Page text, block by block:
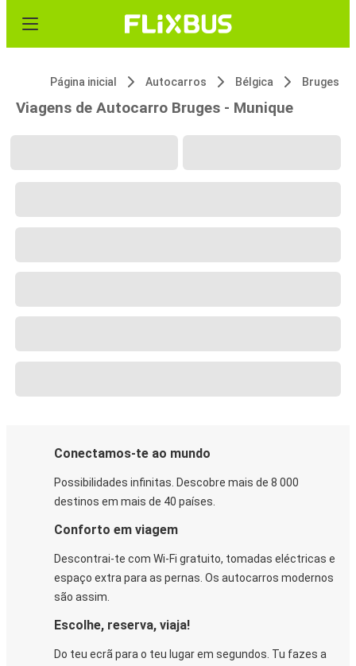
Página inicial Autocarros Bélgica Bruges
Viagens de Autocarro Bruges - Munique
Conectamos-te ao mundo
Possibilidades infinitas. Descobre mais de 8 000
destinos em mais de 40 países.
Conforto em viagem
Descontrai-te com Wi-Fi gratuito, tomadas eléctricas e
espaço extra para as pernas. Os autocarros modernos
são assim.
Escolhe, reserva, viaja!
Do teu ecrã para o teu lugar em segundos. Tu fazes a